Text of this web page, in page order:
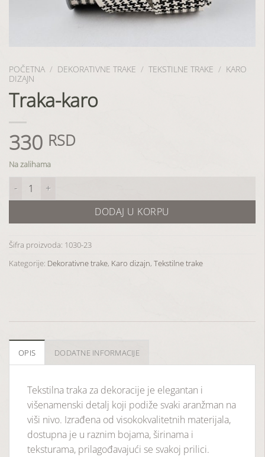
POČETNA / DEKORATIVNE TRAKE / TEKSTILNE TRAKE / KARO
DIZAJN
Traka-karo
330 RSD
Na zalihama
Traka-karo količina
DODAJ U KORPU
Šifra proizvoda: 1030-23
Kategorije: Dekorativne trake, Karo dizajn, Tekstilne trake
OPIS DODATNE INFORMACIJE
Tekstilna traka za dekoracije je elegantan i
višenamenski detalj koji podiže svaki aranžman na
viši nivo. Izrađena od visokokvalitetnih materijala,
dostupna je u raznim bojama, širinama i
teksturama, prilagođavajući se svakoj prilici.